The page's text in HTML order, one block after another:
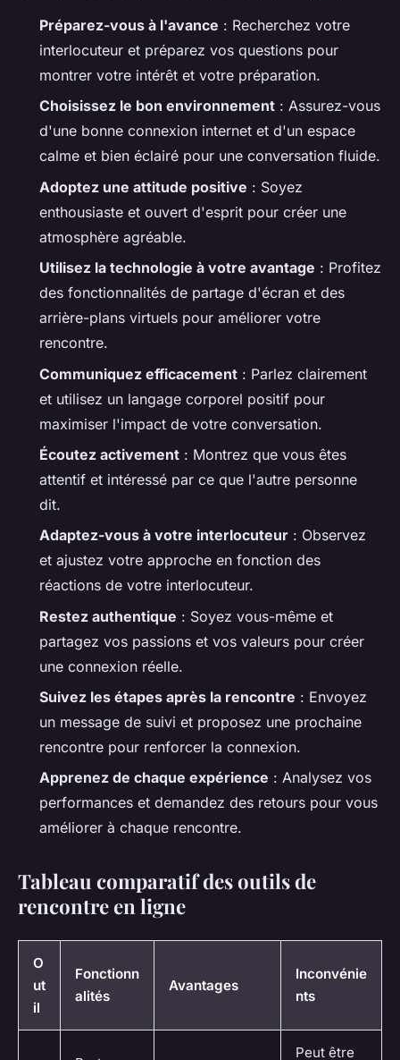
Préparez-vous à l'avance : Recherchez votre
interlocuteur et préparez vos questions pour
montrer votre intérêt et votre préparation.
Choisissez le bon environnement : Assurez-vous
d'une bonne connexion internet et d'un espace
calme et bien éclairé pour une conversation fluide.
Adoptez une attitude positive : Soyez
enthousiaste et ouvert d'esprit pour créer une
atmosphère agréable.
Utilisez la technologie à votre avantage : Profitez
des fonctionnalités de partage d'écran et des
arrière-plans virtuels pour améliorer votre
rencontre.
Communiquez efficacement : Parlez clairement
et utilisez un langage corporel positif pour
maximiser l'impact de votre conversation.
Écoutez activement : Montrez que vous êtes
attentif et intéressé par ce que l'autre personne
dit.
Adaptez-vous à votre interlocuteur : Observez
et ajustez votre approche en fonction des
réactions de votre interlocuteur.
Restez authentique : Soyez vous-même et
partagez vos passions et vos valeurs pour créer
une connexion réelle.
Suivez les étapes après la rencontre : Envoyez
un message de suivi et proposez une prochaine
rencontre pour renforcer la connexion.
Apprenez de chaque expérience : Analysez vos
performances et demandez des retours pour vous
améliorer à chaque rencontre.
Tableau comparatif des outils de
rencontre en ligne
O
ut
il
Fonctionn
alités
Avantages
Inconvénie
nts
Peut être